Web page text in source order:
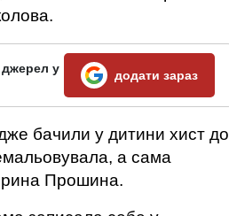
джерел у
додати зараз
бачили у дитини хист до
а сама
Прошина.